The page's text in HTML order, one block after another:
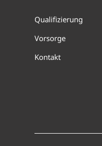
Qualifizierung
Vorsorge
Kontakt